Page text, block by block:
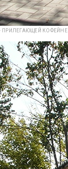
– ПРИЛЕГАЮЩЕЙ